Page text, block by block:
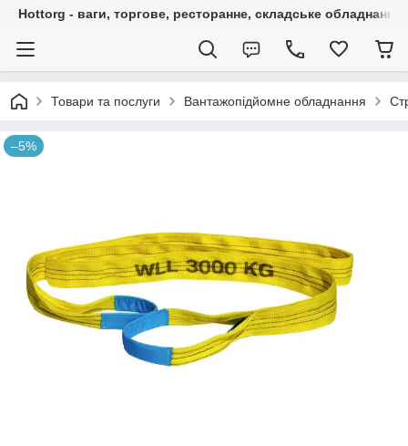
Hottorg - ваги, торгове, ресторанне, складське обладнання
Товари та послуги Вантажопідйомне обладнання
–5%